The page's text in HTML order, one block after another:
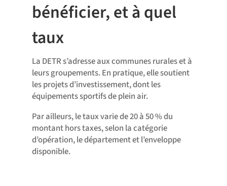
bénéficier, et à quel
taux
La DETR s’adresse aux communes rurales et à
leurs groupements. En pratique, elle soutient
les projets d’investissement, dont les
équipements sportifs de plein air.
Par ailleurs, le taux varie de 20 à 50 % du
montant hors taxes, selon la catégorie
d’opération, le département et l’enveloppe
disponible.